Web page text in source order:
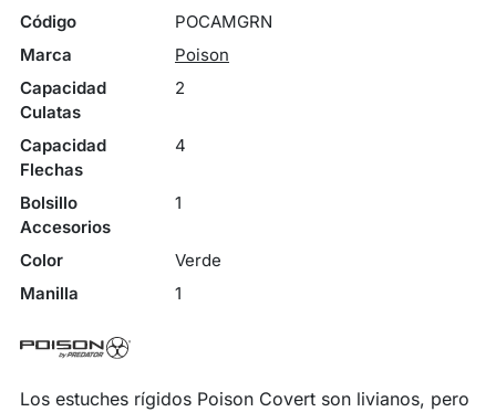
Código
POCAMGRN
Marca
Poison
Capacidad
Culatas
2
Capacidad
Flechas
4
Bolsillo
Accesorios
1
Color
Verde
Manilla
1
Los estuches rígidos Poison Covert son livianos, pero